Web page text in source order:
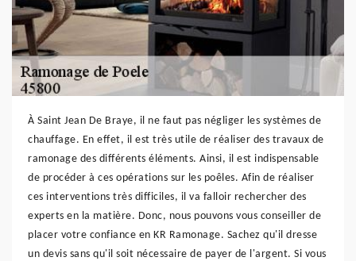
À Saint Jean De Braye, il ne faut pas négliger les systèmes de
chauffage. En effet, il est très utile de réaliser des travaux de
ramonage des différents éléments. Ainsi, il est indispensable
de procéder à ces opérations sur les poêles. Afin de réaliser
ces interventions très difficiles, il va falloir rechercher des
experts en la matière. Donc, nous pouvons vous conseiller de
placer votre confiance en KR Ramonage. Sachez qu'il dresse
un devis sans qu'il soit nécessaire de payer de l'argent. Si vous